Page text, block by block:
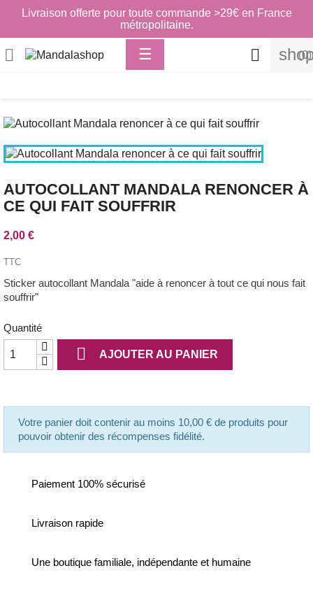
Livraison offerte pour toute commande >29€ en France
métropolitaine.
 (0)

Basculer
la
☰
AUTOCOLLANT MANDALA RENONCER À
CE QUI FAIT SOUFFRIR
2,00 €
TTC
Sticker autocollant Mandala "aide à renoncer à tout ce qui nous fait
souffrir"
Quantité
 AJOUTER AU PANIER
Votre panier doit contenir au moins 10,00 € de produits pour
pouvoir obtenir des récompenses fidélité.
Paiement 100% sécurisé
Livraison rapide
Une boutique familiale, indépendante et humaine